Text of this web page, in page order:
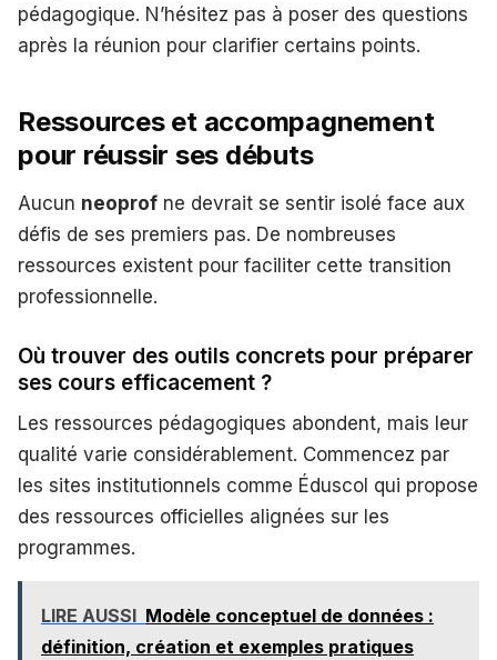
pédagogique. N’hésitez pas à poser des questions
après la réunion pour clarifier certains points.
Ressources et accompagnement
pour réussir ses débuts
Aucun neoprof ne devrait se sentir isolé face aux
défis de ses premiers pas. De nombreuses
ressources existent pour faciliter cette transition
professionnelle.
Où trouver des outils concrets pour préparer
ses cours efficacement ?
Les ressources pédagogiques abondent, mais leur
qualité varie considérablement. Commencez par
les sites institutionnels comme Éduscol qui propose
des ressources officielles alignées sur les
programmes.
LIRE AUSSI Modèle conceptuel de données :
définition, création et exemples pratiques